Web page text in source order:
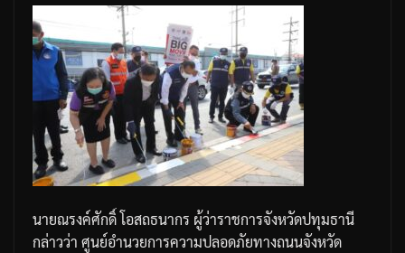
นายณรงค์ศักดิ์โอสถธนากร ผู้ว่าราชการจังหวัดปทุมธานี
กล่าวว่า ศูนย์อำนวยการความปลอดภัยทางถนนจังหวัด